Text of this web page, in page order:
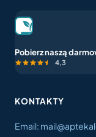
Pobierz naszą
4,3
KONTAKTY
Email: